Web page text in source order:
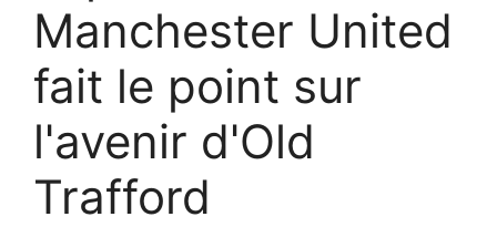
Manchester United
fait le point sur
l'avenir d'Old
Trafford